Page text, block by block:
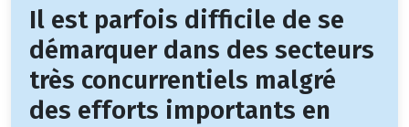
Il est parfois difficile de se
démarquer dans des secteurs
très concurrentiels malgré
des efforts importants en